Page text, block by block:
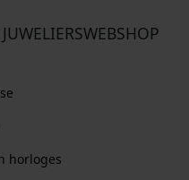
horloges